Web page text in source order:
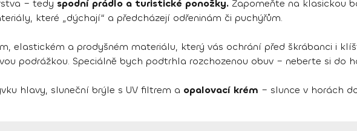
– tedy spodní prádlo a turistické ponožky. Zapomeňte na klasickou
které „dýchají“ a předcházejí odřeninám či puchýřům.
elastickém a prodyšném materiálu, který vás ochrání před škrábanci i
podrážkou. Speciálně bych podtrhla rozchozenou obuv – neberte si do
hlavy, sluneční brýle s UV filtrem a opalovací krém – slunce v horách